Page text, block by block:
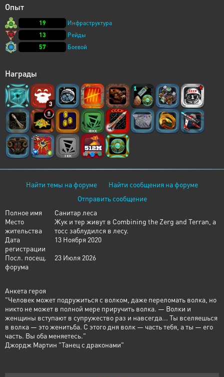
Опыт
19
Инфраструктура
13
Рейды
57
Боевой
Награды
3
Найти темы на форуме
Найти сообщения на форуме
Отправить сообщение
Полное имя
Санитар леса
Место
жительства
Жук и тер живут в Combining the Zerg and Terran, а
тосс заблудился в лесу.
Дата
регистрации
13 Ноября 2020
Посл. посещ.
форума
23 Июля 2026
Анкета героя
"Человек может подружиться с волком, даже переломать волка, но
никто не может в полной мере приручить волка. — Волки и
женщины вступают в супружество раз и навсегда... Ты вселяешься
в волка — это женитьба. С этого дня волк — часть тебя, а ты — его
часть. Вы оба меняетесь."
​‌​‌​‌​Джордж Мартин "Танец с драконами"